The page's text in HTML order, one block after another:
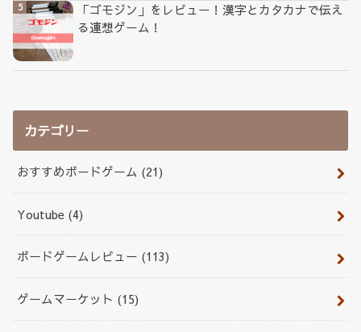
「ゴモジン」をレビュー！漢字とカタカナで伝え
る連想ゲーム！
カテゴリー
おすすめボードゲーム (21)
Youtube (4)
ボードゲームレビュー (113)
ゲームマーケット (15)